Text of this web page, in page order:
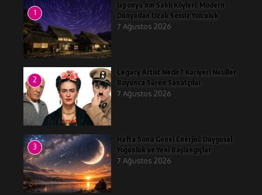
1
Japonya’nın Saklı Köyleri: Modern
Dünyadan Uzak Sessiz Yolculuk
7 Ağustos 2026
2
Legacy Artist Nedir? Kariyeri Nesiller
Boyunca Süren Sanatçılar
7 Ağustos 2026
3
Hafta Sonu Genel Enerjisi: Duygusal
Yoğunluk ve Yeni Başlangıçlar
7 Ağustos 2026